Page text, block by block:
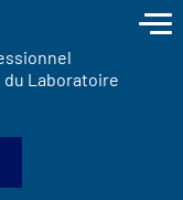
du Laboratoire